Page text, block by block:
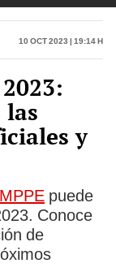
10 Oct 2023 | 19:14 h
las
y
MPPE puede
Conoce
de